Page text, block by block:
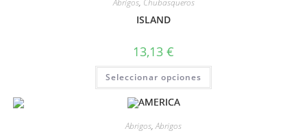
ISLAND
13,13 €
Seleccionar opciones
Abrigos,Abrigos